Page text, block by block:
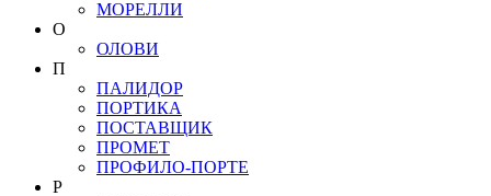
МОРЕЛЛИ
О
ОЛОВИ
П
ПАЛИДОР
ПОРТИКА
ПОСТАВЩИК
ПРОМЕТ
ПРОФИЛО-ПОРТЕ
Р